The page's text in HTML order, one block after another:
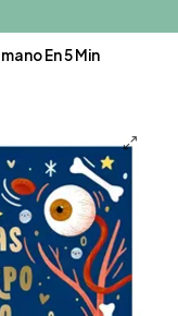
En 5 Min